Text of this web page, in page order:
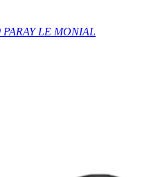
PARAY LE MONIAL